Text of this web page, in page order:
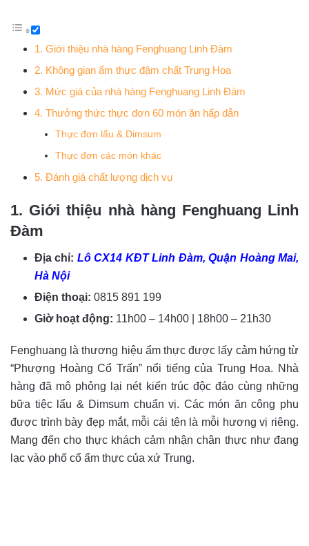
1. Giới thiệu nhà hàng Fenghuang Linh Đàm
2. Không gian ẩm thực đậm chất Trung Hoa
3. Mức giá của nhà hàng Fenghuang Linh Đàm
4. Thưởng thức thực đơn 60 món ăn hấp dẫn
Thực đơn lẩu & Dimsum
Thực đơn các món khác
5. Đánh giá chất lượng dịch vụ
1. Giới thiệu nhà hàng Fenghuang Linh
Đàm
Địa chỉ: Lô CX14 KĐT Linh Đàm, Quận Hoàng Mai,
Hà Nội
Điện thoại: 0815 891 199
Giờ hoạt động: 11h00 – 14h00 | 18h00 – 21h30
Fenghuang là thương hiệu ẩm thực được lấy cảm hứng từ
“Phượng Hoàng Cổ Trấn” nổi tiếng của Trung Hoa. Nhà
hàng đã mô phỏng lại nét kiến trúc độc đáo cùng những
bữa tiệc lẩu & Dimsum chuẩn vị. Các món ăn công phu
được trình bày đẹp mắt, mỗi cái tên là mỗi hương vị riêng.
Mang đến cho thực khách cảm nhận chân thực như đang
lạc vào phố cổ ẩm thực của xứ Trung.